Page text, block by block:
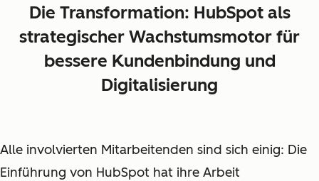
Die Transformation: HubSpot als
strategischer Wachstumsmotor für
bessere Kundenbindung und
Digitalisierung
Alle involvierten Mitarbeitenden sind sich einig: Die
Einführung von HubSpot hat ihre Arbeit